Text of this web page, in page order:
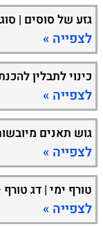
גזע של סוסים |
לצפייה »
כינוי לתבלין
לצפייה »
גוש תאנים
לצפייה »
טורף ימי | דג
לצפייה »